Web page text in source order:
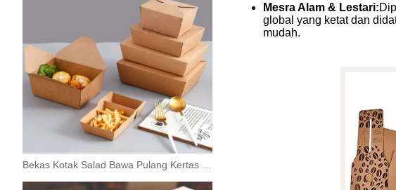
Mesra Alam & Lestari:
global yang ketat dan
mudah.